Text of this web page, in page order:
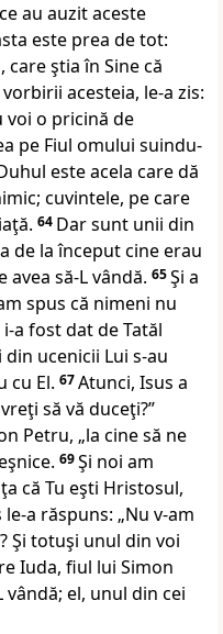
au auzit aceste
este prea de tot:
care ştia în Sine că
acesteia, le-a zis:
voi o pricină de
pe Fiul omului suindu-
este acela care dă
cuvintele, pe care
64 Dar sunt unii din
de la început cine erau
avea să-L vândă. 65Şi a
spus că nimeni nu
a fost dat de Tatăl
ucenicii Lui s-au
cu El. 67Atunci, Isus a
să vă duceţi?”
Petru, „la cine să ne
69Şi noi am
că Tu eşti Hristosul,
le-a răspuns: „Nu v-am
Şi totuşi unul din voi
Iuda, fiul lui Simon
vândă; el, unul din cei